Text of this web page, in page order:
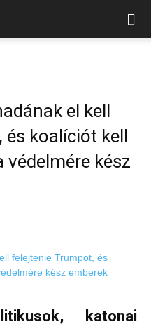
el kell
koalíciót kell
védelmére kész
katonai